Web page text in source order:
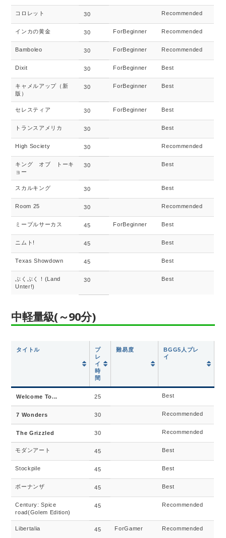
コロレット 30 Recommended
インカの黄金 30 ForBeginner Recommended
Bamboleo 30 ForBeginner Recommended
Dixit 30 ForBeginner Best
キャメルアップ（新
版）
30 ForBeginner Best
セレスティア 30 ForBeginner Best
トランスアメリカ 30 Best
High Society 30 Recommended
キング オブ トーキ
ョー
30 Best
スカルキング 30 Best
Room 25 30 Recommended
ミープルサーカス 45 ForBeginner Best
ニムト! 45 Best
Texas Showdown 45 Best
ぶくぶく！(Land
Unter!)
30 Best
中軽量級(～90分)
タイトル
プ
レ
イ
時
間
難易度
BGG5人プレ
イ
Welcome To... 25 Best
7 Wonders 30 Recommended
The Grizzled 30 Recommended
モダンアート 45 Best
Stockpile 45 Best
ボーナンザ 45 Best
Century: Spice
road(Golem Edition)
45 Recommended
Libertalia 45 ForGamer Recommended